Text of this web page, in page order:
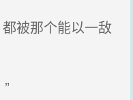
被那个能以一敌